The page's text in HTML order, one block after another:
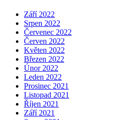
Září 2022
Srpen 2022
Červenec 2022
Červen 2022
Květen 2022
Březen 2022
Únor 2022
Leden 2022
Prosinec 2021
Listopad 2021
Říjen 2021
Září 2021